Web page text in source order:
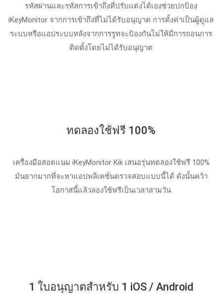
รหัสผ่านและรหัสการเข้าถึงที่ปรับแต่งได้เองช่วยปกป้อง
iKeyMonitor จากการเข้าถึงที่ไม่ได้รับอนุญาต การตั้งค่าเป็นผู้ดูแล
ระบบหรือแอประบบหลังจากการรูทจะป้องกันไม่ให้มีการถอนการ
ติดตั้งโดยไม่ได้รับอนุญาต
ทดลองใช้ฟรี 100%
เครื่องมือสอดแนม iKeyMonitor Kik เสนอรุ่นทดลองใช้ฟรี 100%
มันยากมากที่จะหาแอปพลิเคชั่นตรวจสอบแบบนี้ได้ ดังนั้นคว้า
โอกาสนี้แล้วลองใช้ฟรีเป็นเวลาสามวัน
1 ใบอนุญาตสําหรับ 1 iOS / Android